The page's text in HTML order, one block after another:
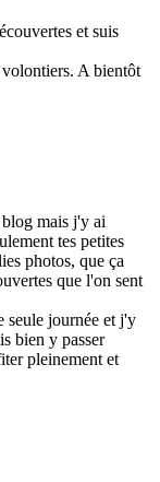
et suis
A bientôt
mais j'y ai
tes petites
photos, que ça
que l'on sent
seule journée et j'y
bien y passer
pleinement et